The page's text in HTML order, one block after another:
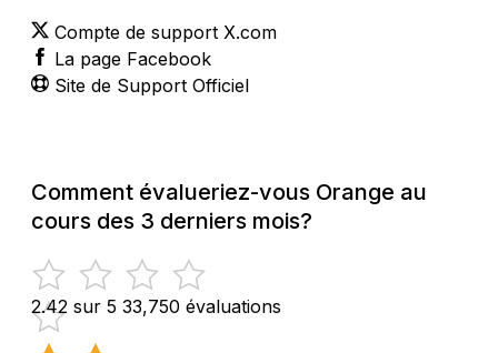
Compte de support X.com
La page Facebook
Site de Support Officiel
Comment évalueriez-vous Orange au
cours des 3 derniers mois?
2.42 sur 5 33,750 évaluations